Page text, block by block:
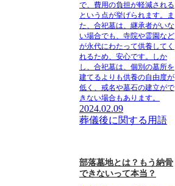
で、費用の負担が軽減される
という点が挙げられます。ま
た、合祀墓は、 継承者がいな
い場合でも、寺院や霊園など
が永代にわたって供養してく
れるため、安心です。しか
し、合祀墓は、 個別の墓所を
建てるよりも供養の自由度が
低く、戒名や墓石の建立がで
きない場合もあります。
2024.02.09
葬儀後に関する用語
部落墓地とは？もう納骨
できないって本当？